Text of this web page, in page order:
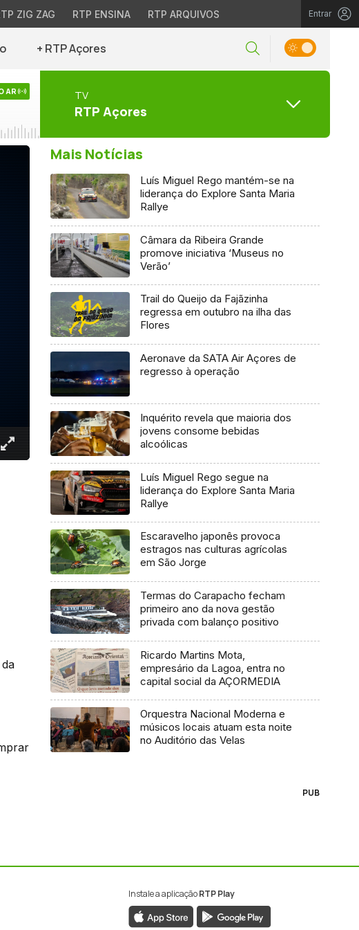
ZIG ZAG RTP ENSINA RTP ARQUIVOS Entrar
+ RTP Açores
AR TV
RTP Açores
Mais Notícias
Luís Miguel Rego mantém-se na
liderança do Explore Santa Maria
Rallye
Câmara da Ribeira Grande
promove iniciativa ‘Museus no
Verão’
Trail do Queijo da Fajãzinha
regressa em outubro na ilha das
Flores
Aeronave da SATA Air Açores de
regresso à operação
Inquérito revela que maioria dos
jovens consome bebidas
alcoólicas
Luís Miguel Rego segue na
liderança do Explore Santa Maria
Rallye
Escaravelho japonês provoca
estragos nas culturas agrícolas
em São Jorge
Termas do Carapacho fecham
primeiro ano da nova gestão
privada com balanço positivo
Ricardo Martins Mota,
empresário da Lagoa, entra no
capital social da AÇORMEDIA
Orquestra Nacional Moderna e
músicos locais atuam esta noite
no Auditório das Velas
PUB
Instale a aplicaçãoRTP Play